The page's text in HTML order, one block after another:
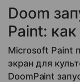
Doom
Paint:
Microsoft Paint
экран для
DoomPaint